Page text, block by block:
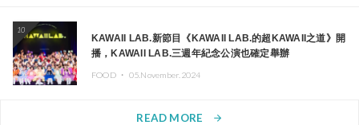
10
KAWAII LAB.新節目《KAWAII LAB.的超KAWAII之道》開
播，KAWAII LAB.三週年紀念公演也確定舉辦
FOOD ・ 05.November.2024
READ MORE arrow_forward